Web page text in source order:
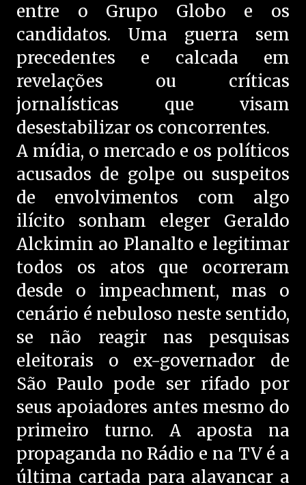
entre o Grupo Globo e os
candidatos. Uma guerra sem
precedentes e calcada em
revelações ou críticas
jornalísticas que visam
desestabilizar os concorrentes.
A mídia, o mercado e os políticos
acusados de golpe ou suspeitos
de envolvimentos com algo
ilícito sonham eleger Geraldo
Alckimin ao Planalto e legitimar
todos os atos que ocorreram
desde o impeachment, mas o
cenário é nebuloso neste sentido,
se não reagir nas pesquisas
eleitorais o ex-governador de
São Paulo pode ser rifado por
seus apoiadores antes mesmo do
primeiro turno. A aposta na
propaganda no Rádio e na TV é a
última cartada para alavancar a